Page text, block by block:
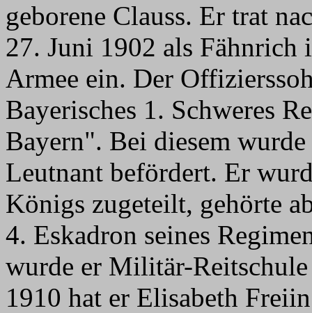
geborene Clauss. Er trat
27. Juni 1902 als
Armee ein. Der
Bayerisches 1. Schweres
Bayern". Bei diesem
Leutnant befördert. Er
Königs zugeteilt, gehörte
4. Eskadron seines
wurde er Militär-
1910 hat er Elisabeth